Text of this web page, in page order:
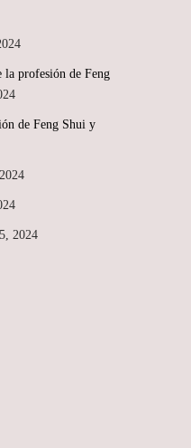
profesión de Feng
de Feng Shui y
2024